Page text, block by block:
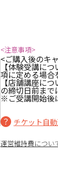
<注意事項>
<ご購入後のキ
【体験受講に
項に定める場合
【店舗講座に
の締切日前まで
※ご受講開始後
チケット自
運営維持費につい